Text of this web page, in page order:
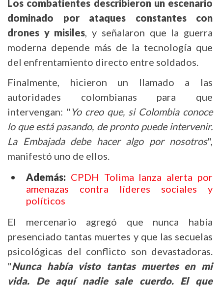
Los combatientes describieron un escenario
dominado por ataques constantes con
drones y misiles, y señalaron que la guerra
moderna depende más de la tecnología que
del enfrentamiento directo entre soldados.
Finalmente, hicieron un llamado a las
autoridades colombianas para que
intervengan: " Yo creo que, si Colombia conoce
lo que está pasando, de pronto puede intervenir.
La Embajada debe hacer algo por nosotros",
manifestó uno de ellos.
Además: CPDH Tolima lanza alerta por
amenazas contra líderes sociales y
políticos
El mercenario agregó que nunca había
presenciado tantas muertes y que las secuelas
psicológicas del conflicto son devastadoras.
"Nunca había visto tantas muertes en mi
vida. De aquí nadie sale cuerdo. El que